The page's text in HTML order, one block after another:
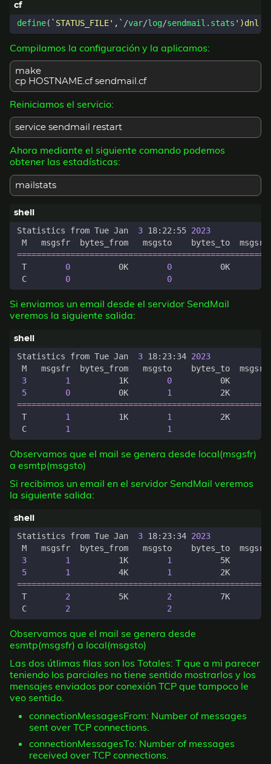
define( `STATUS_FILE',` /var/log/sendmail . stats
Compilamos la configuración y la aplicamos:
make
cp HOSTNAME.cf sendmail.cf
Reiniciamos el servicio:
service sendmail restart
Ahora mediante el siguiente comando podemos
obtener las estadísticas:
mailstats
Statistics from Tue Jan 3 18:22:55 2023
M   msgsfr  bytes_from   msgsto    bytes_to
T 0
          0K
0
          0K
C 0 0
Si enviamos un email desde el servidor SendMail
veremos la siguiente salida:
Statistics from Tue Jan 3 18:23:34 2023
3 1
          1K
0
          0K
5
0
          0K
1
          2K
T 1
          1K
1
          2K
C 1 1
Observamos que el mail se genera desde local(msgsfr)
a esmtp(msgsto)
Si recibimos un email en el servidor SendMail veremos
la siguiente salida:
Statistics from Tue Jan 3 18:23:34 2023
3 1
          1K
1
          5K
5
1
          4K
1
          2K
T 2
          5K
2
          7K
C 2 2
Observamos que el mail se genera desde
esmtp(msgsfr) a local(msgsto)
Las dos útlimas filas son los Totales: T que a mi parecer
teniendo los parciales no tiene sentido mostrarlos y los
mensajes enviados por conexión TCP que tampoco le
veo sentido.
connectionMessagesFrom: Number of messages
sent over TCP connections.
connectionMessagesTo: Number of messages
received over TCP connections.